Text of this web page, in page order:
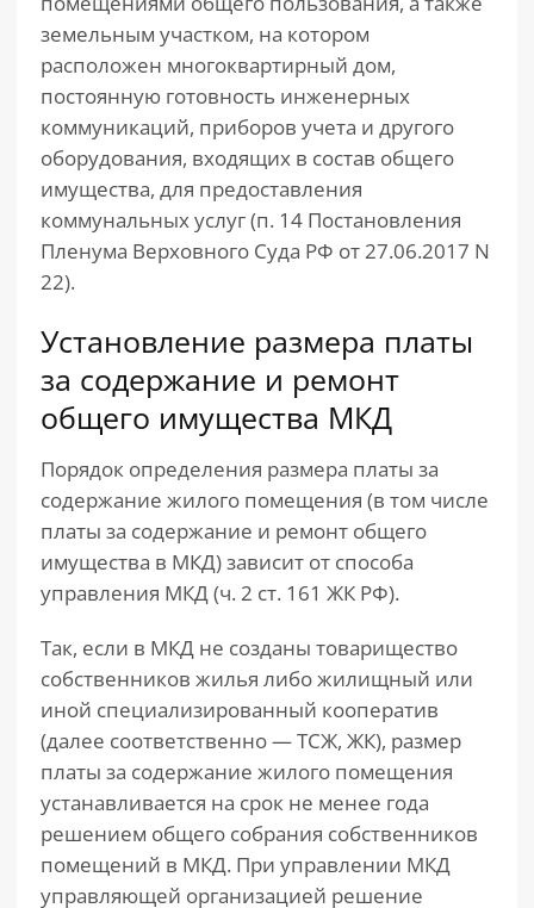
земельным участком, на котором
расположен многоквартирный дом,
постоянную готовность инженерных
коммуникаций, приборов учета и другого
оборудования, входящих в состав общего
имущества, для предоставления
коммунальных услуг (п. 14 Постановления
Пленума Верховного Суда РФ от 27.06.2017 N
22).
Установление размера платы
за содержание и ремонт
общего имущества МКД
Порядок определения размера платы за
содержание жилого помещения (в том числе
платы за содержание и ремонт общего
имущества в МКД) зависит от способа
управления МКД (ч. 2 ст. 161 ЖК РФ).
Так, если в МКД не созданы товарищество
собственников жилья либо жилищный или
иной специализированный кооператив
(далее соответственно — ТСЖ, ЖК), размер
платы за содержание жилого помещения
устанавливается на срок не менее года
решением общего собрания собственников
помещений в МКД. При управлении МКД
управляющей организацией решение